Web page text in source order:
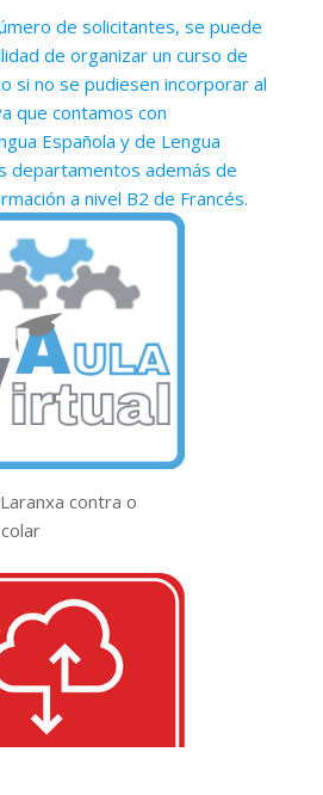
de solicitantes, se puede
de organizar un curso de
si no se pudiesen incorporar al
que contamos con
Española y de Lengua
departamentos además de
a nivel B2 de Francés.